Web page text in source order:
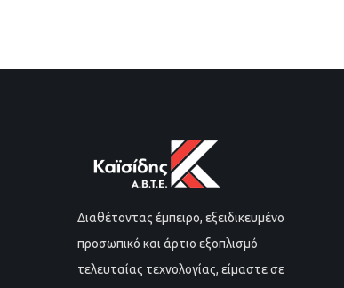
Διαθέτοντας έμπειρο, εξειδικευμένο
προσωπικό και άρτιο εξοπλισμό
τελευταίας τεχνολογίας, είμαστε σε